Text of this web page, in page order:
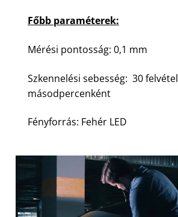
Főbb paraméterek:
Mérési pontosság: 0,1 mm
Szkennelési sebesség: 30 felvétel
másodpercenként
Fényforrás: Fehér LED